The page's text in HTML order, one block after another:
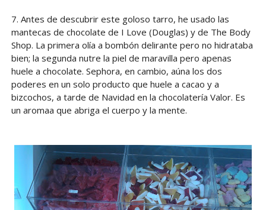
7. Antes de descubrir este goloso tarro, he usado las
mantecas de chocolate de I Love (Douglas) y de The Body
Shop. La primera olía a bombón delirante pero no hidrataba
bien; la segunda nutre la piel de maravilla pero apenas
huele a chocolate. Sephora, en cambio, aúna los dos
poderes en un solo producto que huele a cacao y a
bizcochos, a tarde de Navidad en la chocolatería Valor. Es
un aromaa que abriga el cuerpo y la mente.